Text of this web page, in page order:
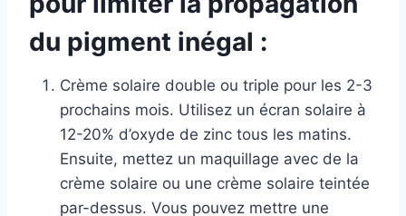
du pigment inégal :
Crème solaire double ou triple pour les 2-3
prochains mois. Utilisez un écran solaire à
12-20% d’oxyde de zinc tous les matins.
Ensuite, mettez un maquillage avec de la
crème solaire ou une crème solaire teintée
par-dessus. Vous pouvez mettre une